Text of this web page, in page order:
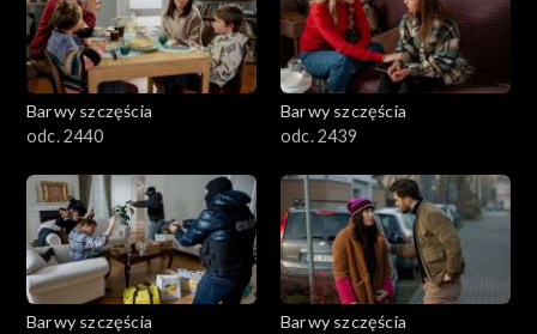
Barwy szczęścia
odc. 2440
Barwy szczęścia
odc. 2439
Barwy szczęścia
Barwy szczęścia